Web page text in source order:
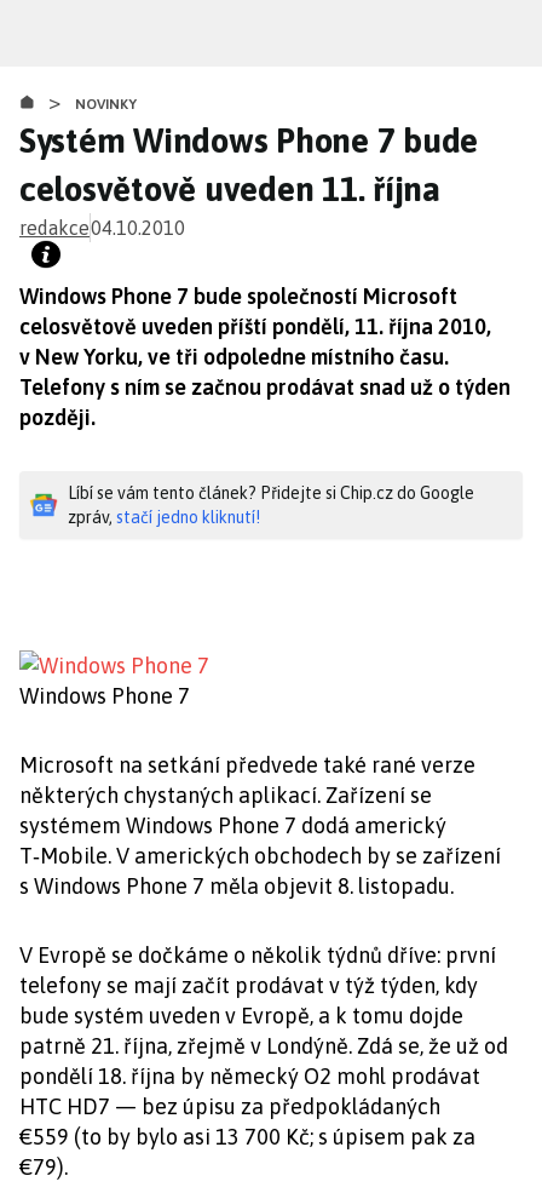
obsahu
> NOVINKY
Systém Windows Phone 7 bude
celosvětově uveden 11. října
redakce04.10.2010
Windows Phone 7 bude společností Microsoft
celosvětově uveden příští pondělí, 11. října 2010,
v New Yorku, ve tři odpoledne místního času.
Telefony s ním se začnou prodávat snad už o týden
později.
Líbí se vám tento článek? Přidejte si Chip.cz do Google
zpráv, stačí jedno kliknutí!
Windows Phone 7
Microsoft na setkání předvede také rané verze
některých chystaných aplikací. Zařízení se
systémem Windows Phone 7 dodá americký
T‑Mobile. V amerických obchodech by se zařízení
s Windows Phone 7 měla objevit 8. listopadu.
V Evropě se dočkáme o několik týdnů dříve: první
telefony se mají začít prodávat v týž týden, kdy
bude systém uveden v Evropě, a k tomu dojde
patrně 21. října, zřejmě v Londýně. Zdá se, že už od
pondělí 18. října by německý O2 mohl prodávat
HTC HD7 — bez úpisu za předpokládaných
€559 (to by bylo asi 13 700 Kč; s úpisem pak za
€79).